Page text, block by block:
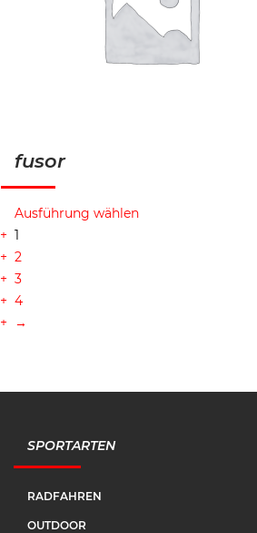
fusor
Ausführung wählen
1
2
3
4
→
SPORTARTEN
RADFAHREN
OUTDOOR